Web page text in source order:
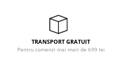
TRANSPORT GRATUIT
Pentru comenzi mai mari de 699 lei